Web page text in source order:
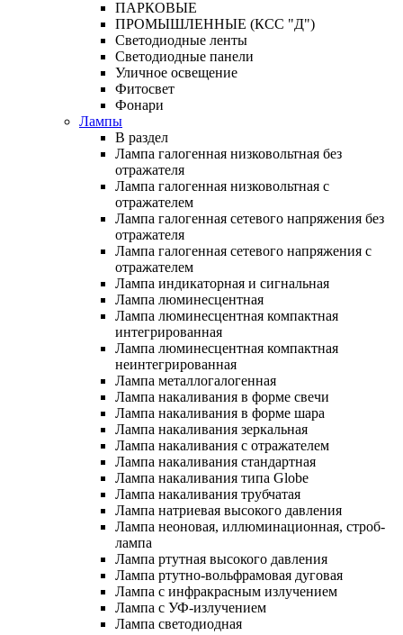
ПАРКОВЫЕ
ПРОМЫШЛЕННЫЕ (КСС "Д")
Светодиодные ленты
Светодиодные панели
Уличное освещение
Фитосвет
Фонари
Лампы
В раздел
Лампа галогенная низковольтная без
отражателя
Лампа галогенная низковольтная с
отражателем
Лампа галогенная сетевого напряжения без
отражателя
Лампа галогенная сетевого напряжения с
отражателем
Лампа индикаторная и сигнальная
Лампа люминесцентная
Лампа люминесцентная компактная
интегрированная
Лампа люминесцентная компактная
неинтегрированная
Лампа металлогалогенная
Лампа накаливания в форме свечи
Лампа накаливания в форме шара
Лампа накаливания зеркальная
Лампа накаливания с отражателем
Лампа накаливания стандартная
Лампа накаливания типа Globe
Лампа накаливания трубчатая
Лампа натриевая высокого давления
Лампа неоновая, иллюминационная, строб-
лампа
Лампа ртутная высокого давления
Лампа ртутно-вольфрамовая дуговая
Лампа с инфракрасным излучением
Лампа с УФ-излучением
Лампа светодиодная